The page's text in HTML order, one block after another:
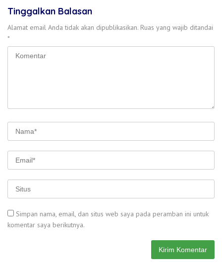
Tinggalkan Balasan
Alamat email Anda tidak akan dipublikasikan. Ruas yang wajib ditandai
*
Simpan nama, email, dan situs web saya pada peramban ini untuk
komentar saya berikutnya.